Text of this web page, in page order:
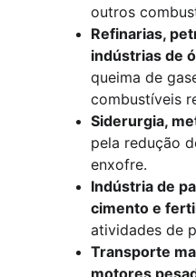
outros
Refinarias,
indústrias de
queima de
combustíveis
Siderurgia,
pela redução
enxofre.
Indústria de
cimento e
atividades de
Transporte
motores